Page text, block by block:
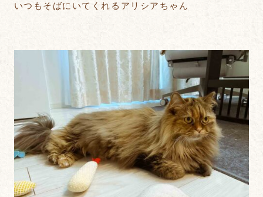
いつもそばにいてくれるアリシアちゃん